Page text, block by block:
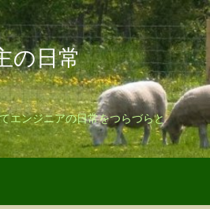
の日常
エンジニアの日常をつらづらと